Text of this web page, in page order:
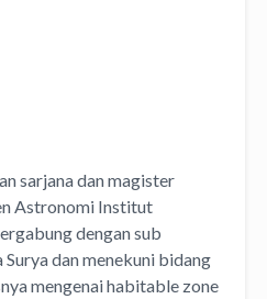
sarjana dan magister
Astronomi Institut
dengan sub
dan menekuni bidang
mengenai habitable zone